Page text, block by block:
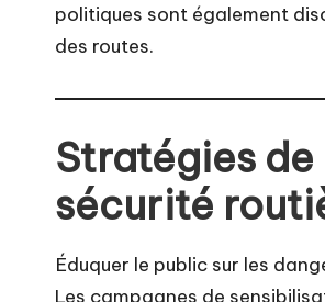
politiques sont également
des routes.
Stratégies
sécurité
Éduquer le public sur les
Les campagnes de